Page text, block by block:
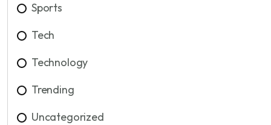
Sports
Tech
Technology
Trending
Uncategorized